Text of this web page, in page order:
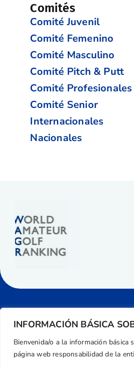
INFORMACIÓN BÁSICA
Bienvenida/o a la información básica
página web responsabilidad de la
Comités
Comité Juvenil
Comité Femenino
Comité Masculino
Comité Pitch & Putt
Comité Profesionales
Comité Senior
Internacionales
Nacionales